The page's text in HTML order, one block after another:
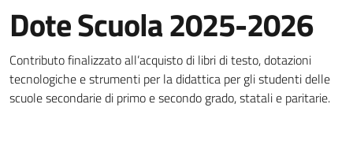
Dote Scuola 2025-2026
Dettagli della notizia
Contributo finalizzato all’acquisto di libri di testo, dotazioni
tecnologiche e strumenti per la didattica per gli studenti delle
scuole secondarie di primo e secondo grado, statali e paritarie.